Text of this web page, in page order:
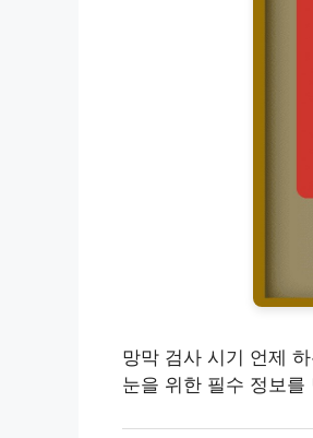
망막 검사 시기 언제
눈을 위한 필수 정보를